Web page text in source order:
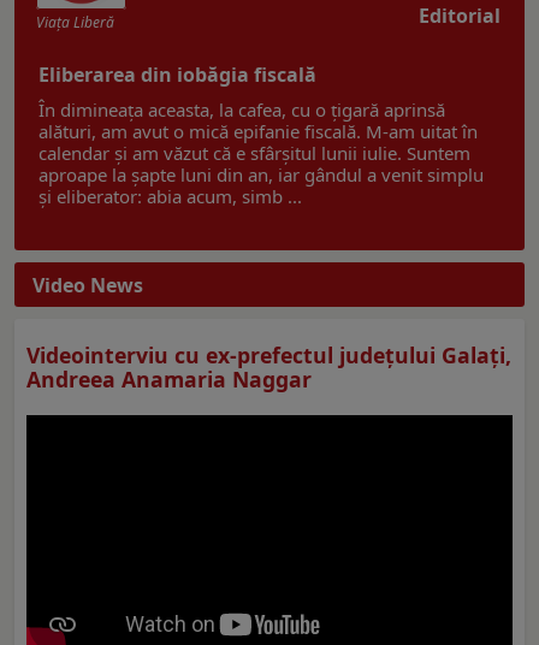
Editorial
Viaţa Liberă
Eliberarea din iobăgia fiscală
În dimineața aceasta, la cafea, cu o țigară aprinsă
alături, am avut o mică epifanie fiscală. M-am uitat în
calendar și am văzut că e sfârșitul lunii iulie. Suntem
aproape la șapte luni din an, iar gândul a venit simplu
și eliberator: abia acum, simb ...
Video News
Videointerviu cu ex-prefectul judeţului Galaţi,
Andreea Anamaria Naggar